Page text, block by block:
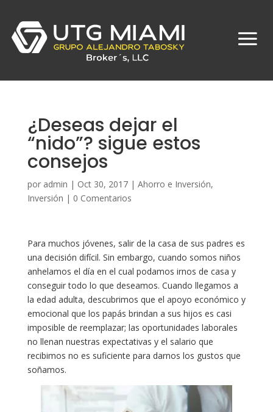
¿Deseas dejar el
“nido”? sigue estos
consejos
por admin | Oct 30, 2017| Ahorro e Inversión,
Inversión | 0 Comentarios
Para muchos jóvenes, salir de la casa de sus padres es
una decisión difícil. Sin embargo, cuando somos niños
anhelamos el día en el cual podamos irnos de casa y
conseguir todo lo que deseamos. Cuando llegamos a
la edad adulta, descubrimos que el apoyo económico y
emocional que los papás brindan a sus hijos es casi
imposible de reemplazar; las oportunidades laborales
no llenan nuestras expectativas y el salario que
recibimos no es suficiente para darnos los gustos que
soñamos.